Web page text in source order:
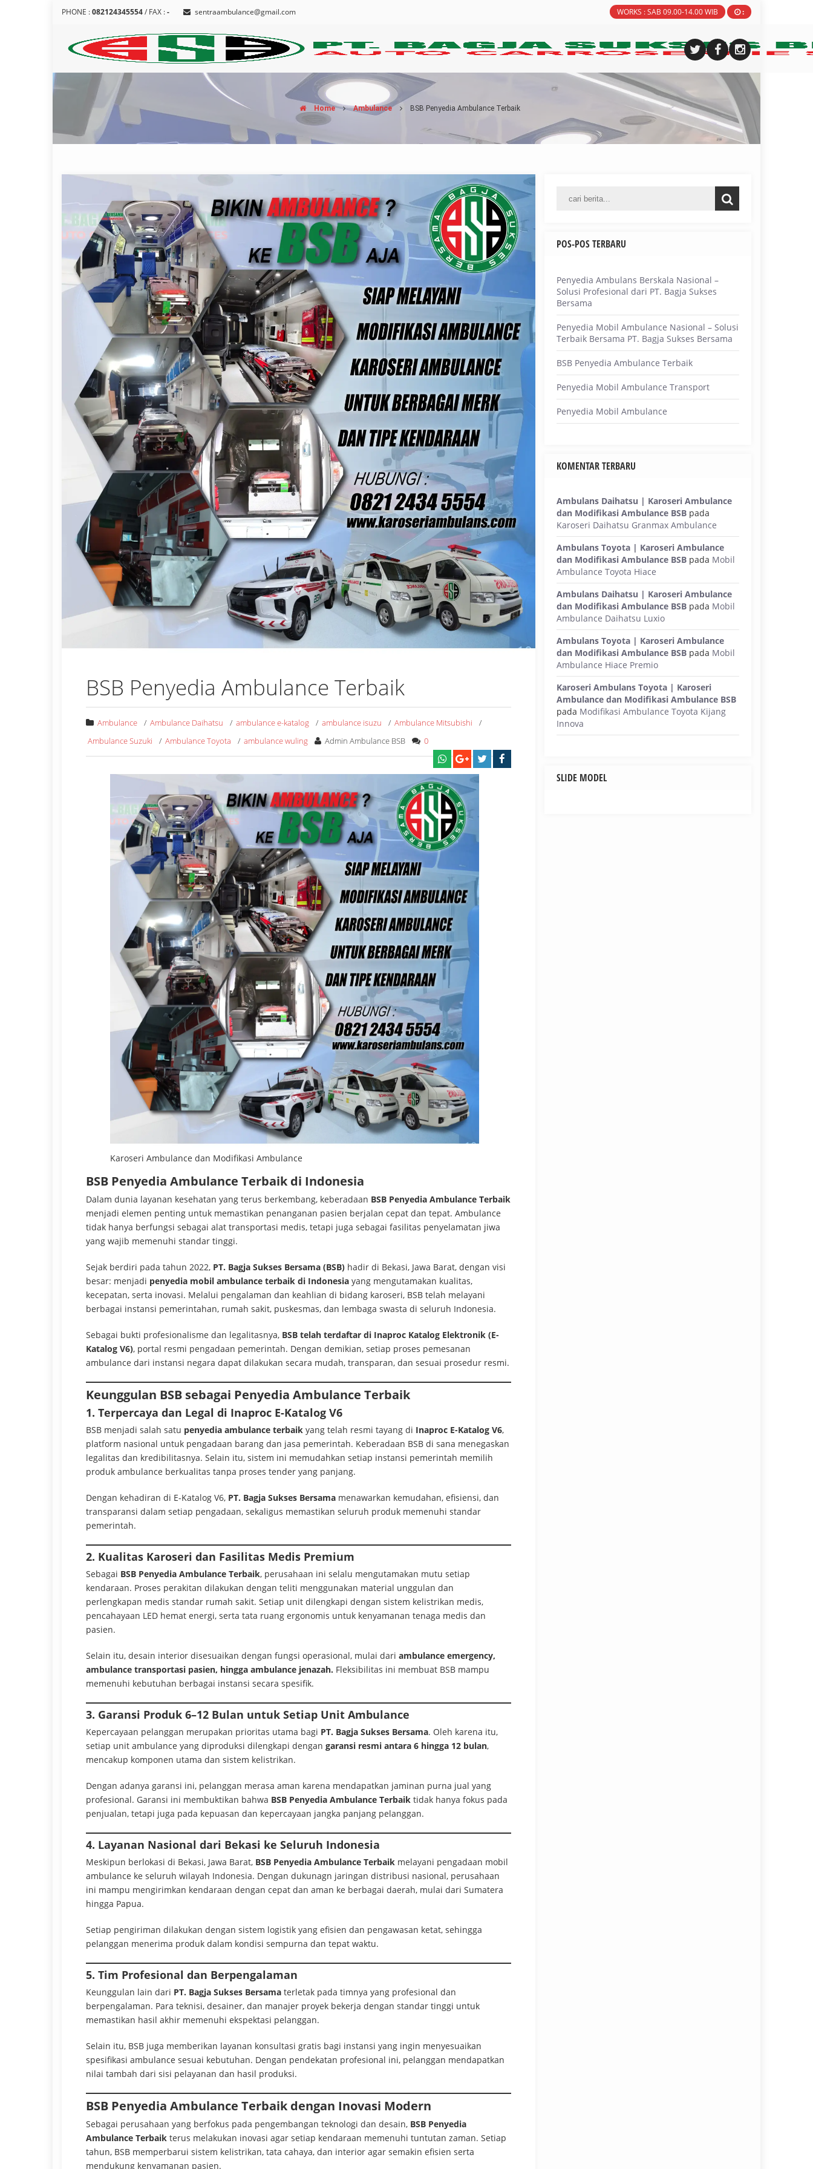
PHONE :082124345554/ FAX :- sentraambulance@gmail.com WORKS : SAB 09.00-14.00 WIB :
Home Ambulance BSB Penyedia Ambulance Terbaik
BSB Penyedia Ambulance Terbaik
Ambulance / Ambulance Daihatsu / ambulance e-katalog / ambulance isuzu / Ambulance Mitsubishi
/
Ambulance Suzuki
/ Ambulance Toyota / ambulance wuling Admin Ambulance BSB 0
Karoseri Ambulance dan Modifikasi Ambulance
BSB Penyedia Ambulance Terbaik di Indonesia
Dalam dunia layanan kesehatan yang terus berkembang, keberadaan BSB Penyedia Ambulance Terbaik
menjadi elemen penting untuk memastikan penanganan pasien berjalan cepat dan tepat. Ambulance
tidak hanya berfungsi sebagai alat transportasi medis, tetapi juga sebagai fasilitas penyelamatan jiwa
yang wajib memenuhi standar tinggi.
Sejak berdiri pada tahun 2022, PT. Bagja Sukses Bersama (BSB) hadir di Bekasi, Jawa Barat, dengan visi
besar: menjadi penyedia mobil ambulance terbaik di Indonesia yang mengutamakan kualitas,
kecepatan, serta inovasi. Melalui pengalaman dan keahlian di bidang karoseri, BSB telah melayani
berbagai instansi pemerintahan, rumah sakit, puskesmas, dan lembaga swasta di seluruh Indonesia.
Sebagai bukti profesionalisme dan legalitasnya, BSB telah terdaftar di Inaproc Katalog Elektronik (E-
Katalog V6), portal resmi pengadaan pemerintah. Dengan demikian, setiap proses pemesanan
ambulance dari instansi negara dapat dilakukan secara mudah, transparan, dan sesuai prosedur resmi.
Keunggulan BSB sebagai Penyedia Ambulance Terbaik
1. Terpercaya dan Legal di Inaproc E-Katalog V6
BSB menjadi salah satu penyedia ambulance terbaik yang telah resmi tayang di Inaproc E-Katalog V6,
platform nasional untuk pengadaan barang dan jasa pemerintah. Keberadaan BSB di sana menegaskan
legalitas dan kredibilitasnya. Selain itu, sistem ini memudahkan setiap instansi pemerintah memilih
produk ambulance berkualitas tanpa proses tender yang panjang.
Dengan kehadiran di E-Katalog V6, PT. Bagja Sukses Bersama menawarkan kemudahan, efisiensi, dan
transparansi dalam setiap pengadaan, sekaligus memastikan seluruh produk memenuhi standar
pemerintah.
2. Kualitas Karoseri dan Fasilitas Medis Premium
Sebagai BSB Penyedia Ambulance Terbaik, perusahaan ini selalu mengutamakan mutu setiap
kendaraan. Proses perakitan dilakukan dengan teliti menggunakan material unggulan dan
perlengkapan medis standar rumah sakit. Setiap unit dilengkapi dengan sistem kelistrikan medis,
pencahayaan LED hemat energi, serta tata ruang ergonomis untuk kenyamanan tenaga medis dan
pasien.
Selain itu, desain interior disesuaikan dengan fungsi operasional, mulai dari ambulance emergency,
ambulance transportasi pasien, hingga ambulance jenazah. Fleksibilitas ini membuat BSB mampu
memenuhi kebutuhan berbagai instansi secara spesifik.
3. Garansi Produk 6–12 Bulan untuk Setiap Unit Ambulance
Kepercayaan pelanggan merupakan prioritas utama bagi PT. Bagja Sukses Bersama. Oleh karena itu,
setiap unit ambulance yang diproduksi dilengkapi dengan garansi resmi antara 6 hingga 12 bulan,
mencakup komponen utama dan sistem kelistrikan.
Dengan adanya garansi ini, pelanggan merasa aman karena mendapatkan jaminan purna jual yang
profesional. Garansi ini membuktikan bahwa BSB Penyedia Ambulance Terbaik tidak hanya fokus pada
penjualan, tetapi juga pada kepuasan dan kepercayaan jangka panjang pelanggan.
4. Layanan Nasional dari Bekasi ke Seluruh Indonesia
Meskipun berlokasi di Bekasi, Jawa Barat, BSB Penyedia Ambulance Terbaik melayani pengadaan mobil
ambulance ke seluruh wilayah Indonesia. Dengan dukunagn jaringan distribusi nasional, perusahaan
ini mampu mengirimkan kendaraan dengan cepat dan aman ke berbagai daerah, mulai dari Sumatera
hingga Papua.
Setiap pengiriman dilakukan dengan sistem logistik yang efisien dan pengawasan ketat, sehingga
pelanggan menerima produk dalam kondisi sempurna dan tepat waktu.
5. Tim Profesional dan Berpengalaman
Keunggulan lain dari PT. Bagja Sukses Bersama terletak pada timnya yang profesional dan
berpengalaman. Para teknisi, desainer, dan manajer proyek bekerja dengan standar tinggi untuk
memastikan hasil akhir memenuhi ekspektasi pelanggan.
Selain itu, BSB juga memberikan layanan konsultasi gratis bagi instansi yang ingin menyesuaikan
spesifikasi ambulance sesuai kebutuhan. Dengan pendekatan profesional ini, pelanggan mendapatkan
nilai tambah dari sisi pelayanan dan hasil produksi.
BSB Penyedia Ambulance Terbaik dengan Inovasi Modern
Sebagai perusahaan yang berfokus pada pengembangan teknologi dan desain, BSB Penyedia
Ambulance Terbaik terus melakukan inovasi agar setiap kendaraan memenuhi tuntutan zaman. Setiap
tahun, BSB memperbarui sistem kelistrikan, tata cahaya, dan interior agar semakin efisien serta
mendukung kenyamanan pasien.
POS-POS TERBARU
Penyedia Ambulans Berskala Nasional –
Solusi Profesional dari PT. Bagja Sukses
Bersama
Penyedia Mobil Ambulance Nasional – Solusi
Terbaik Bersama PT. Bagja Sukses Bersama
BSB Penyedia Ambulance Terbaik
Penyedia Mobil Ambulance Transport
Penyedia Mobil Ambulance
KOMENTAR TERBARU
Ambulans Daihatsu | Karoseri Ambulance
dan Modifikasi Ambulance BSB pada
Karoseri Daihatsu Granmax Ambulance
Ambulans Toyota | Karoseri Ambulance
dan Modifikasi Ambulance BSB pada Mobil
Ambulance Toyota Hiace
Ambulans Daihatsu | Karoseri Ambulance
dan Modifikasi Ambulance BSB pada Mobil
Ambulance Daihatsu Luxio
Ambulans Toyota | Karoseri Ambulance
dan Modifikasi Ambulance BSB pada Mobil
Ambulance Hiace Premio
Karoseri Ambulans Toyota | Karoseri
Ambulance dan Modifikasi Ambulance BSB
pada Modifikasi Ambulance Toyota Kijang
Innova
SLIDE MODEL